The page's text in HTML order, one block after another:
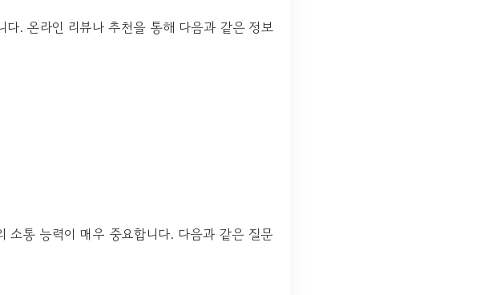
. 온라인 리뷰나 추천을 통해 다음과 같은 정보
소통 능력이 매우 중요합니다. 다음과 같은 질문